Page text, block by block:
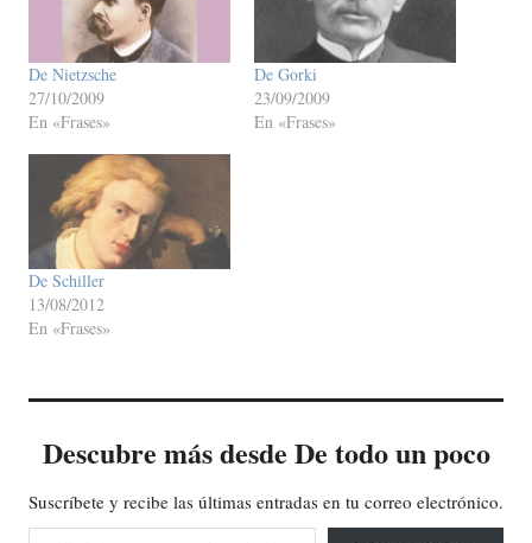
De Nietzsche
27/10/2009
En «Frases»
De Gorki
23/09/2009
En «Frases»
De Schiller
13/08/2012
En «Frases»
Descubre más desde De todo un poco
Suscríbete y recibe las últimas entradas en tu correo electrónico.
Escribe tu correo electrónico…